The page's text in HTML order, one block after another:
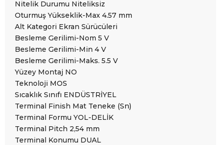
Nitelik Durumu Niteliksiz
Oturmuş Yükseklik-Max 4.57 mm
Alt Kategori Ekran Sürücüleri
Besleme Gerilimi-Nom 5 V
Besleme Gerilimi-Min 4 V
Besleme Gerilimi-Maks. 5.5 V
Yüzey Montaj NO
Teknoloji MOS
Sıcaklık Sınıfı ENDÜSTRİYEL
Terminal Finish Mat Teneke (Sn)
Terminal Formu YOL-DELİK
Terminal Pitch 2,54 mm
Terminal Konumu DUAL